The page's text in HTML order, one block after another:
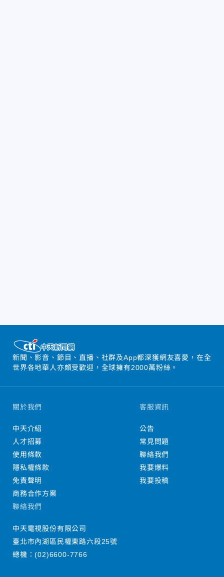
新聞、影音、節目、直播、社群及App都深獲網友喜愛，在全
世界各地華人亦頗受歡迎，全球擁有2000萬粉絲。
關於我們
中天介紹
人才招募
使用條款
隱私權條款
免責聲明
商務合作方案
客服資訊
公告
常見問題
聯絡我們
我要爆料
我要投稿
聯絡我們
中天電視股份有限公司
臺北市內湖區民權東路六段25號
總機：(02)6600-7766